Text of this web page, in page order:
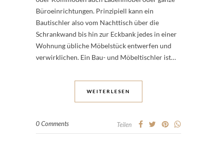
Büroeinrichtungen. Prinzipiell kann ein
Bautischler also vom Nachttisch über die
Schrankwand bis hin zur Eckbank jedes in einer
Wohnung übliche Möbelstück entwerfen und
verwirklichen. Ein Bau- und Möbeltischler ist…
WEITERLESEN
0 Comments Teilen